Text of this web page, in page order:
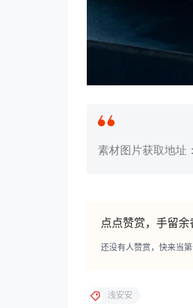
素材图片获取地址：
点点赞赏，手留余
还没有人赞赏，快来当第
浅安安